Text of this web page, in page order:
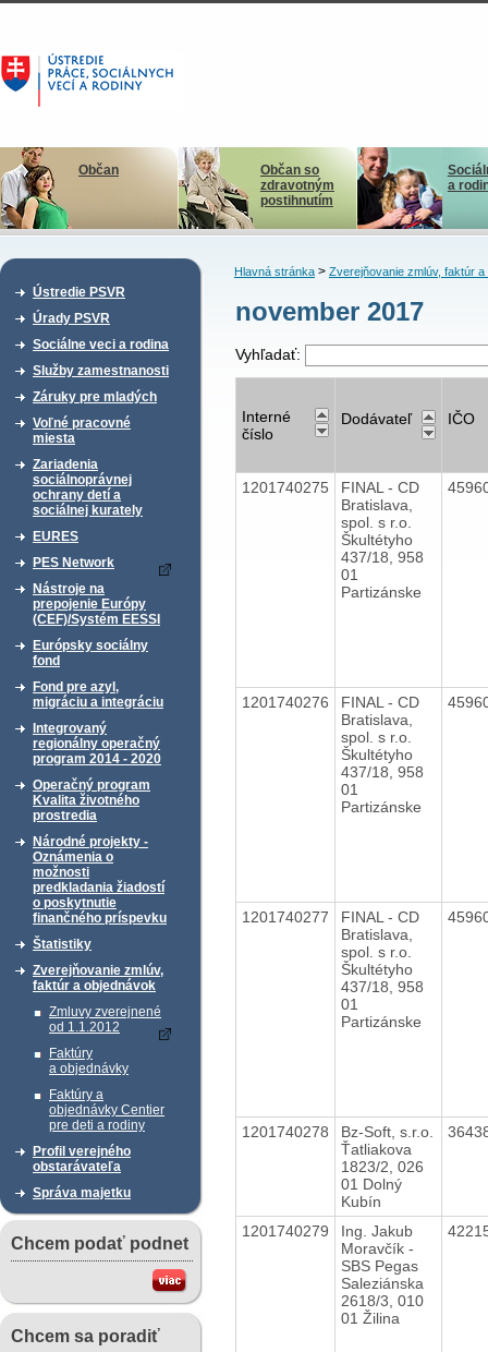
Občan
Občan so
zdravotným
postihnutím
a
Ústredie PSVR
Úrady PSVR
Sociálne veci a rodina
Služby zamestnanosti
Záruky pre mladých
Voľné pracovné
miesta
Zariadenia
sociálnoprávnej
ochrany detí a
sociálnej kurately
EURES
PES Network
Nástroje na
prepojenie Európy
(CEF)/Systém EESSI
Európsky sociálny
fond
Fond pre azyl,
migráciu a integráciu
Integrovaný
regionálny operačný
program 2014 - 2020
Operačný program
Kvalita životného
prostredia
Národné projekty -
Oznámenia o
možnosti
predkladania žiadostí
o poskytnutie
finančného príspevku
Štatistiky
Zverejňovanie zmlúv,
faktúr a objednávok
Zmluvy zverejnené
od 1.1.2012
Faktúry
a objednávky
Faktúry a
objednávky Centier
pre deti a rodiny
Profil verejného
obstarávateľa
Správa majetku
Chcem podať podnet
Chcem sa poradiť
Hlavná stránka> Zverejňovanie zmlúv, faktúr a
november 2017
Vyhľadať:
Interné
číslo
Dodávateľ IČO
1201740275
FINAL - CD
Bratislava,
spol. s r.o.
Škultétyho
437/18, 958
01
Partizánske
1201740276
FINAL - CD
Bratislava,
spol. s r.o.
Škultétyho
437/18, 958
01
Partizánske
1201740277
FINAL - CD
Bratislava,
spol. s r.o.
Škultétyho
437/18, 958
01
Partizánske
1201740278
Bz-Soft, s.r.o.
Ťatliakova
1823/2, 026
01 Dolný
Kubín
1201740279
Ing. Jakub
Moravčík -
SBS Pegas
Saleziánska
2618/3, 010
01 Žilina